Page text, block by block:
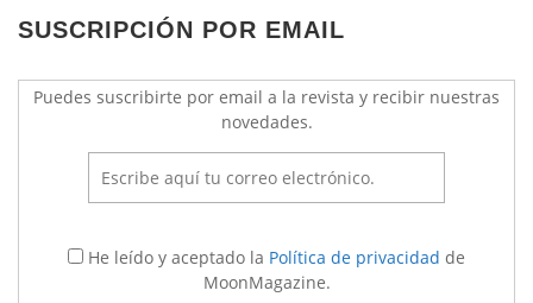
SUSCRIPCIÓN POR EMAIL
Puedes suscribirte por email a la revista y recibir nuestras
novedades.
He leído y aceptado la Política de privacidad de
MoonMagazine.